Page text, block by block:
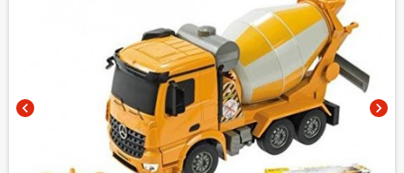
chevron_left chevron_right